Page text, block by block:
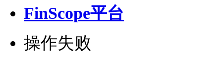
FinScope平台
操作失败